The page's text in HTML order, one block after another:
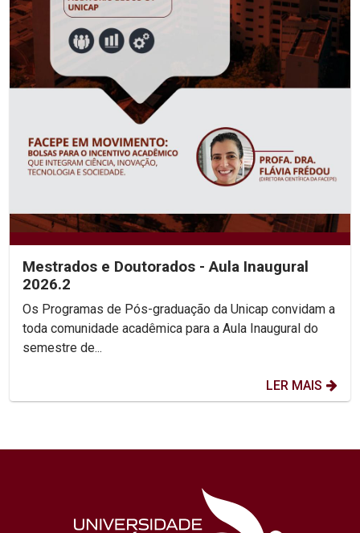
Mestrados e Doutorados - Aula Inaugural
2026.2
Os Programas de Pós-graduação da Unicap convidam a
toda comunidade acadêmica para a Aula Inaugural do
semestre de...
LER MAIS